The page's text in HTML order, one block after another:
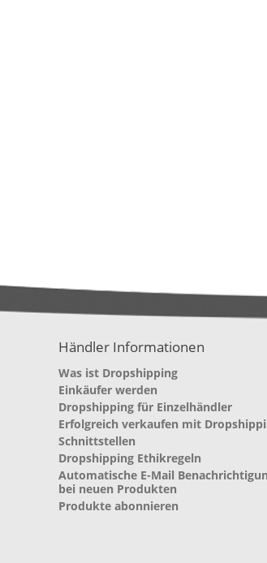
Händler Informationen
Was ist Dropshipping
Einkäufer werden
Dropshipping für Einzelhändler
Erfolgreich verkaufen mit
Schnittstellen
Dropshipping Ethikregeln
Automatische E-Mail
bei neuen Produkten
Produkte abonnieren